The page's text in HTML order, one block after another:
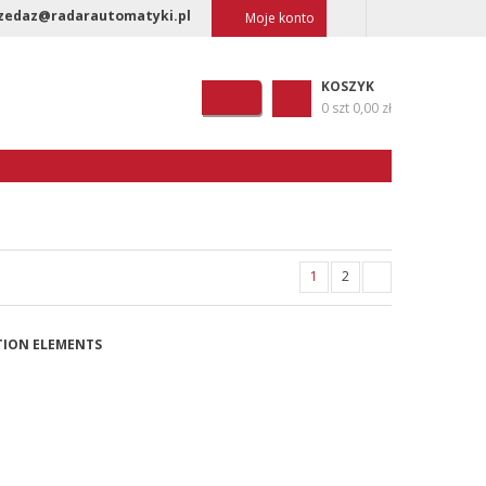
Moje konto
KOSZYK
0 szt 0,00 zł
1 2
ELEMENTS